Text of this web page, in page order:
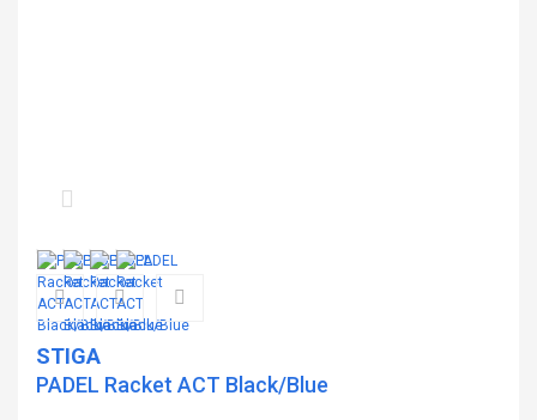
STIGA
PADEL Racket ACT Black/Blue